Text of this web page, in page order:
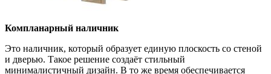
Компланарный наличник
Это наличник, который образует единую плоскость со стеной
и дверью. Такое решение создаёт стильный
минималистичный дизайн. В то же время обеспечивается